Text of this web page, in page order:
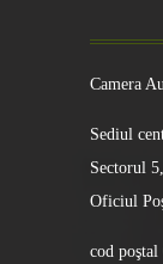
Camera
Sediul
Sectorul
Oficiul
cod poştal